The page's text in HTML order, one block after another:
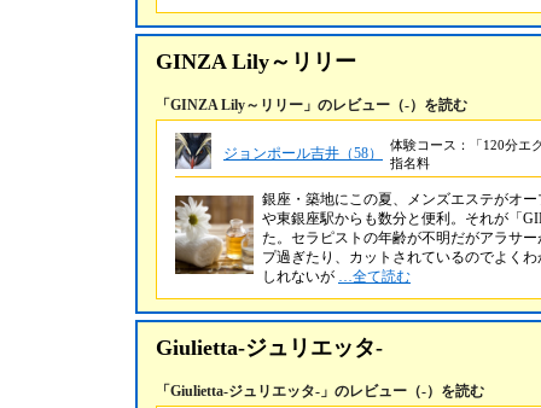
GINZA Lily～リリー
「GINZA Lily～リリー」のレビュー（-）を読む
ジョンポール吉井（58）
体験コース：「120分エ
指名料
銀座・築地にこの夏、メンズエステがオ
や東銀座駅からも数分と便利。それが「
た。セラピストの年齢が不明だがアラサ
プ過ぎたり、カットされているのでよく
しれないが …全て読む
Giulietta-ジュリエッタ-
「Giulietta-ジュリエッタ-」のレビュー（-）を読む